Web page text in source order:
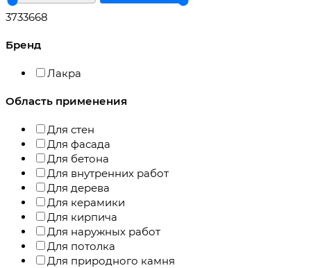
3733668
Бренд
Лакра
Область применения
Для стен
Для фасада
Для бетона
Для внутренних работ
Для дерева
Для керамики
Для кирпича
Для наружных работ
Для потолка
Для природного камня